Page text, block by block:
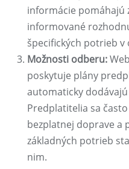
informácie pomáhajú
informované
špecifických potrieb
Možnosti odberu:
poskytuje plány
automaticky
Predplatitelia sa
bezplatnej doprave a
základných potrieb
nim.